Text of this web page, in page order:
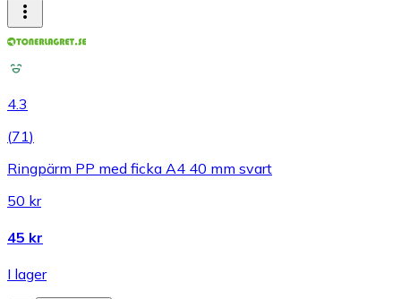
4.3
(71)
Ringpärm PP med ficka A4 40 mm svart
50 kr
45 kr
I lager